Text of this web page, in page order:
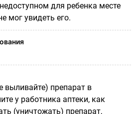
для ребенка месте
мог увидеть его.
выливайте) препарат в
у работника аптеки, как
(уничтожать) препарат,